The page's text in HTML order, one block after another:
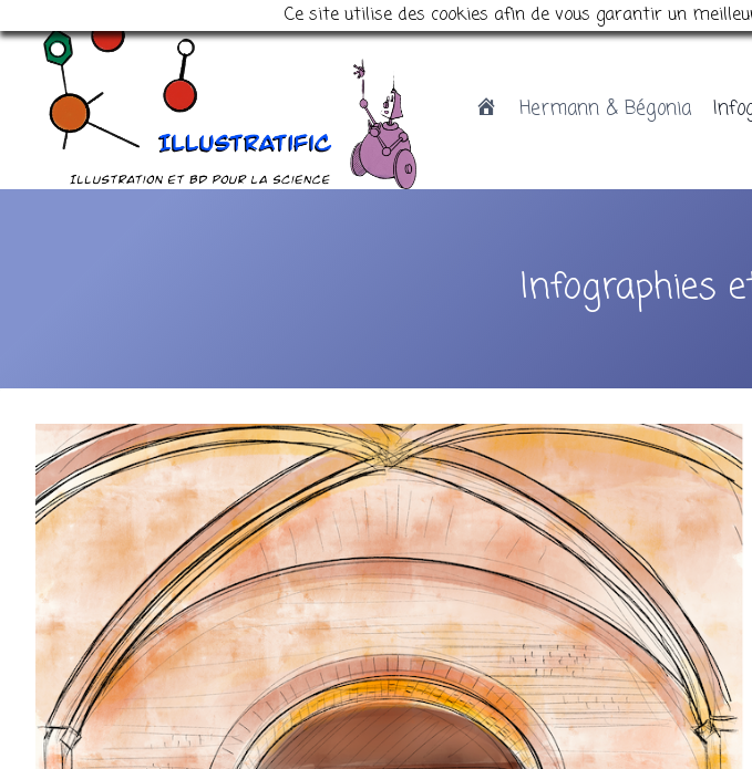
Ce site utilise des cookies afin de vous garantir un
Aller
contenu
Illustratific,
Hermann & Bégonia
Infographies